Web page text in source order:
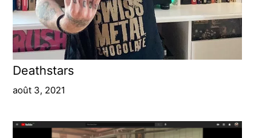
Deathstars
août 3, 2021